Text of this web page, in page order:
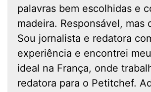
palavras bem escolhidas e
madeira. Responsável, mas
Sou jornalista e redatora
experiência e encontrei
ideal na França, onde
redatora para o Petitchef.